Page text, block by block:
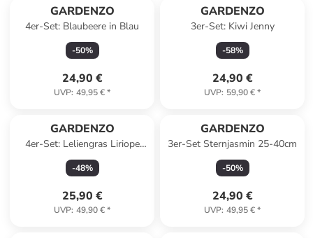
GARDENZO
4er-Set: Blaubeere in Blau
-50%
24,90 €
UVP: 49,95 €*
GARDENZO
3er-Set: Kiwi Jenny
-58%
24,90 €
UVP: 59,90 €*
GARDENZO
4er-Set: Leliengras Liriope
Muscari in Lila
-48%
25,90 €
UVP: 49,90 €*
GARDENZO
3er-Set Sternjasmin 25-40cm
-50%
24,90 €
UVP: 49,95 €*